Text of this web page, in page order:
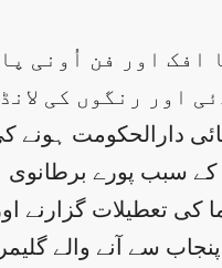
افک اور فن اُونی
اور رنگوں کی
دارالحکومت ہونے
سبب پورے برطانوی
پنجاب سے آنے والے